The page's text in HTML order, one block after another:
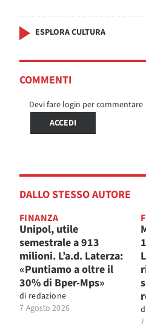
ESPLORA CULTURA
COMMENTI
Devi fare login per commentare
ACCEDI
DALLO STESSO AUTORE
FINANZA
Unipol, utile
semestrale a 913
milioni. L’a.d. Laterza:
«Puntiamo a oltre il
30% di Bper-Mps»
di redazione
7 Agosto 2026